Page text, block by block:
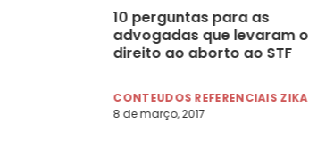
10 perguntas para as
advogadas que levaram o
direito ao aborto ao STF
CONTEUDOS REFERENCIAIS ZIKA
8 de março, 2017